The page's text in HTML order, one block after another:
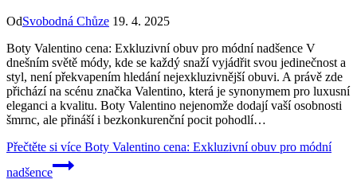
OdSvobodná Chůze 19. 4. 2025
Boty Valentino cena: ​Exkluzivní obuv ⁤pro módní nadšence V
dnešním světě⁢ módy,‌ kde se každý snaží vyjádřit ⁢svou‍ jedinečnost a⁤
styl, není překvapením hledání⁣ nejexkluzivnější⁢ obuvi. A právě zde
přichází na ​scénu značka ‌Valentino, která je synonymem pro luxusní
eleganci a kvalitu. Boty Valentino nejenomže dodají vaší osobnosti
šmrnc, ‍ale přináší i⁣ bezkonkurenční pocit pohodlí…
Přečtěte si více Boty Valentino cena: Exkluzivní obuv pro módní
nadšence